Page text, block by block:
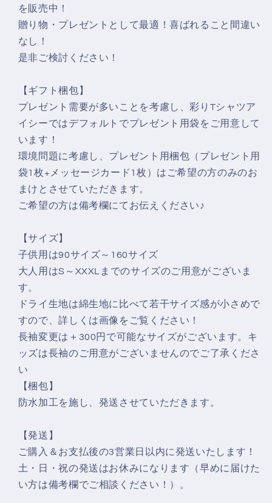
し
ろ
T
シ
ャ
ネ
タ
T
シ
ャ
ツ
の
数
を
減
ら
ろ
T
ャ
タ
T
ャ
ツ
の
数
増
や
を販売中！
贈り物・プレゼントとして最適！喜ばれること間違い
なし！
是非ご検討ください！
【ギフト梱包】
プレゼント需要が多いことを考慮し、彩りTシャツア
イシーではデフォルトでプレゼント用袋をご用意して
います！
環境問題に考慮し、プレゼント用梱包（プレゼント用
袋1枚+メッセージカード1枚）はご希望の方のみのお
まけとさせていただきます。
ご希望の方は備考欄にてお伝えください♪
【サイズ】
子供用は90サイズ～160サイズ
大人用はS～XXXLまでのサイズのご用意がございま
す。
ドライ生地は綿生地に比べて若干サイズ感が小さめで
すので、詳しくは画像をご覧ください！
長袖変更は＋300円で可能なサイズがございます。キ
ッズは長袖のご用意がございませんのでご了承くださ
い
【梱包】
防水加工を施し、発送させていただきます。
【発送】
ご購入＆お支払後の3営業日以内に発送いたします！
土・日・祝の発送はお休みになります（早めに届けた
い方は備考欄でご相談ください！）。